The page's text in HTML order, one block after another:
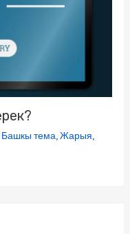
Башкы тема,Жарыя,